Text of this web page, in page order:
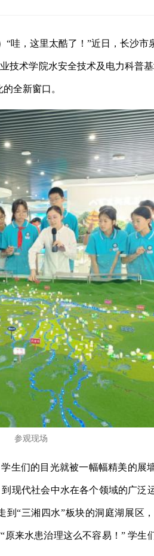
哇，这里太酷了！”近日，长沙市
技术学院水安全技术及电力科普
全新窗口。
参观现场
生们的目光就被一幅幅精美的展
现代社会中水在各个领域的广泛
“三湘四水”板块的洞庭湖展区
来水患治理这么不容易！” 学生